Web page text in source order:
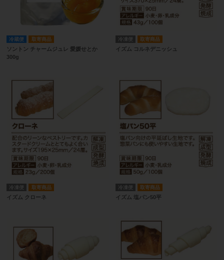
冷蔵便 取寄商品
ソントン チャームジュレ 愛媛せとか
300g
冷凍便 取寄商品
イズム コルネデニッシュ
冷凍便 取寄商品
イズム クローネ
冷凍便 取寄商品
イズム 塩パン50平